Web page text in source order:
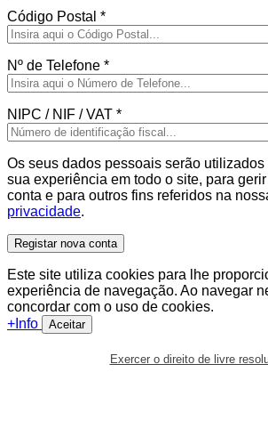
Código Postal *
Nº de Telefone *
NIPC / NIF / VAT *
Os seus dados pessoais serão
sua experiência em todo o site, para
conta e para outros fins referidos na
privacidade.
Registar nova conta
Este site utiliza cookies para lhe
experiência de navegação. Ao navegar
concordar com o uso de cookies.
+Info
Aceitar
Exercer o direito de livre